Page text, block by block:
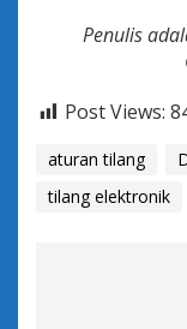
Penulis
Post Views:
aturan tilang
tilang elektronik